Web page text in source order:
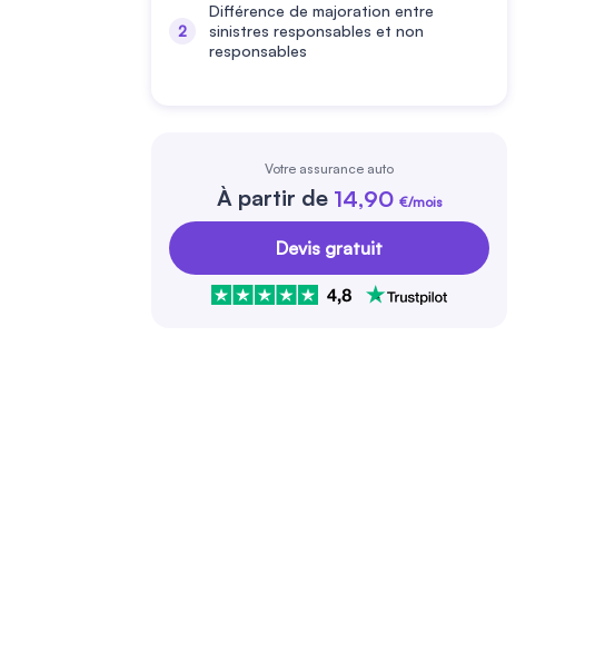
Différence de majoration entre
sinistres responsables et non
responsables
Votre assurance auto
À partir de 14,90 €/mois
Devis gratuit